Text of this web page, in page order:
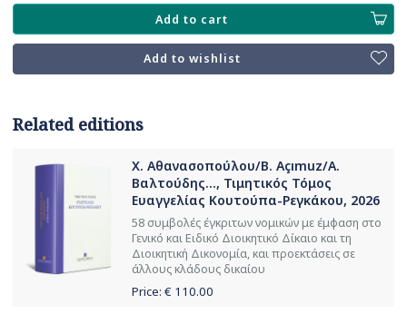
Add to cart
Add to wishlist
Related editions
Χ. Αθανασοπούλου/B. Açımuz/Α.
Βαλτούδης..., Τιμητικός Τόμος
Ευαγγελίας Κουτούπα-Ρεγκάκου, 2026
58 συμβολές έγκριτων νομικών με έμφαση στο
Γενικό και Ειδικό Διοικητικό Δίκαιο και τη
Διοικητική Δικονομία, και προεκτάσεις σε
άλλους κλάδους δικαίου
Price: € 110.00